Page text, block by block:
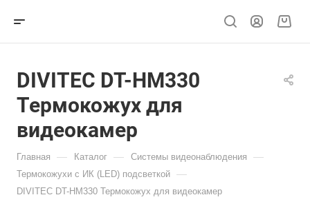
DIVITEC DT-HM330
Термокожух для
видеокамер
Главная — Каталог — Системы видеонаблюдения —
Термокожухи с ИК (LED) подсветкой —
DIVITEC DT-HM330 Термокожух для видеокамер